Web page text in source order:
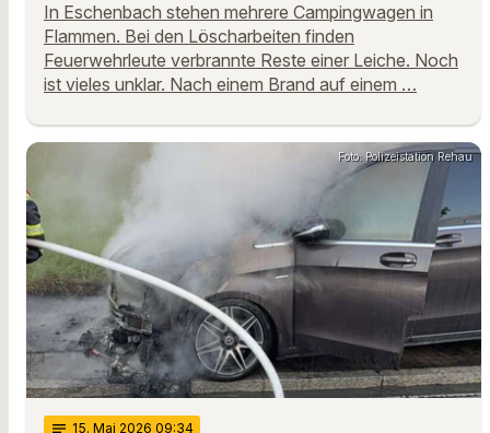
In Eschenbach stehen mehrere Campingwagen in
Flammen. Bei den Löscharbeiten finden
Feuerwehrleute verbrannte Reste einer Leiche. Noch
ist vieles unklar. Nach einem Brand auf einem …
Foto: Polizeistation Rehau
notes 15. Mai 2026 09:34